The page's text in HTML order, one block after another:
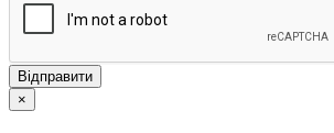
Відправити
×